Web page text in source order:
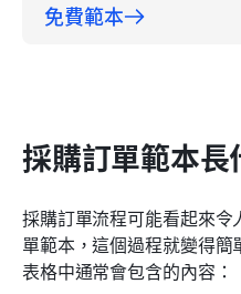
免費範本
採購訂單範本長
採購訂單流程可能看起來
單範本，這個過程就變得
表格中通常會包含的內容：